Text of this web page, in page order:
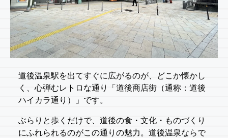
道後温泉駅を出てすぐに広がるのが、どこか懐かし
く、心弾むレトロな通り「道後商店街（通称：道後
ハイカラ通り）」です。
ぶらりと歩くだけで、道後の食・文化・ものづくり
にふれられるのがこの通りの魅力。道後温泉ならで